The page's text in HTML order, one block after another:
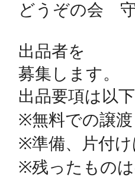
どうぞの会　
出品者を
募集します。
出品要項は以
※無料での譲
※準備、片付
※残ったもの